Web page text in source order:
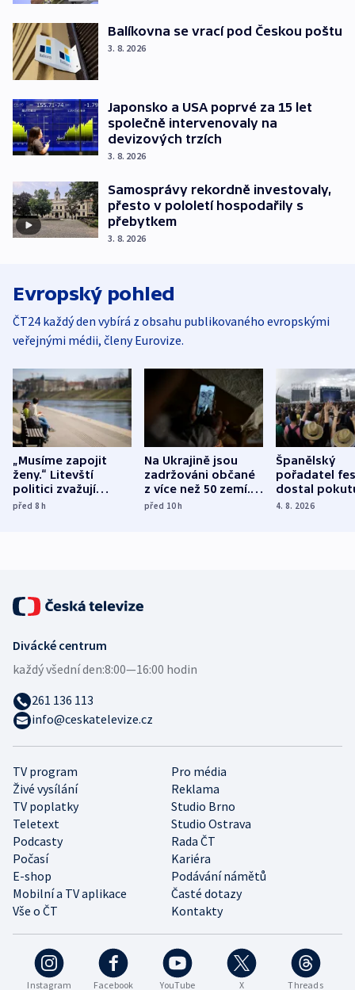
Balíkovna se vrací pod Českou poštu
3. 8. 2026
Japonsko a USA poprvé za 15 let
společně intervenovaly na
devizových trzích
3. 8. 2026
Samosprávy rekordně investovaly,
přesto v pololetí hospodařily s
přebytkem
3. 8. 2026
Evropský pohled
ČT24 každý den vybírá z obsahu publikovaného evropskými
veřejnými médii, členy Eurovize.
„Musíme zapojit
ženy.“ Litevští
politici zvažují
dohodu o
před 8h
Na Ukrajině jsou
zadržováni občané
z více než 50 zemí.
Bojovali na straně
před 10h
Španělský
pořadatel
dostal
nekalé
4. 8. 2026
Instagram Facebook YouTube X Threads
TV program
Pro média
Živé vysílání
Reklama
TV poplatky
Studio Brno
Teletext
Studio Ostrava
Podcasty
Rada ČT
Počasí
Kariéra
E-shop
Podávání námětů
Mobilní a TV aplikace
Časté dotazy
Vše o ČT
Kontakty
Divácké centrum
každý všední den:8:00—16:00 hodin
261 136 113
info@ceskatelevize.cz